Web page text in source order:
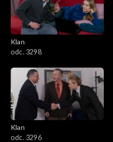
4201–4300
4101–4200
3901–4000
3801–3900
3701–3800
Klan
odc. 3298
Klan
odc. 3296